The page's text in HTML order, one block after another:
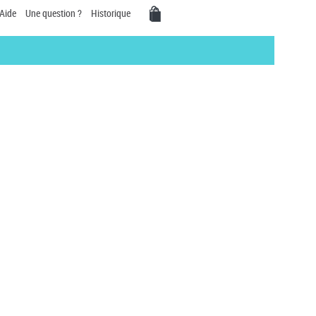
Aide Une question ? Historique